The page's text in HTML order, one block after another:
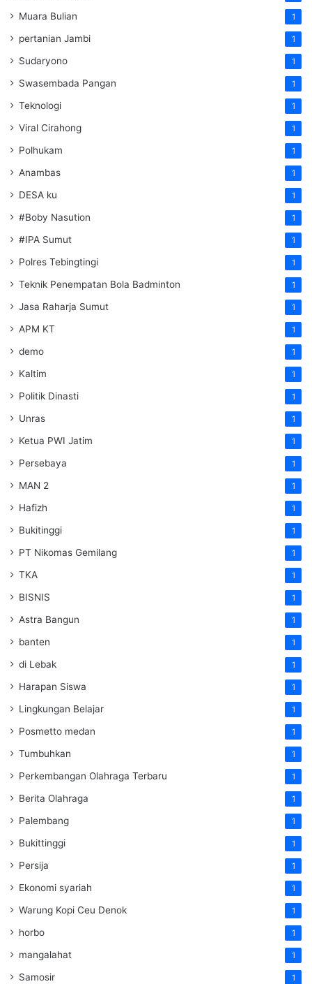
Muara Bulian 1
pertanian Jambi 1
Sudaryono 1
Swasembada Pangan 1
Teknologi 1
Viral Cirahong 1
Polhukam 1
Anambas 1
DESA ku 1
#Boby Nasution 1
#IPA Sumut 1
Polres Tebingtingi 1
Teknik Penempatan Bola Badminton 1
Jasa Raharja Sumut 1
APM KT 1
demo 1
Kaltim 1
Politik Dinasti 1
Unras 1
Ketua PWI Jatim 1
Persebaya 1
MAN 2 1
Hafizh 1
Bukitinggi 1
PT Nikomas Gemilang 1
TKA 1
BISNIS 1
Astra Bangun 1
banten 1
di Lebak 1
Harapan Siswa 1
Lingkungan Belajar 1
Posmetto medan 1
Tumbuhkan 1
Perkembangan Olahraga Terbaru 1
Berita Olahraga 1
Palembang 1
Bukittinggi 1
Persija 1
Ekonomi syariah 1
Warung Kopi Ceu Denok 1
horbo 1
mangalahat 1
Samosir 1